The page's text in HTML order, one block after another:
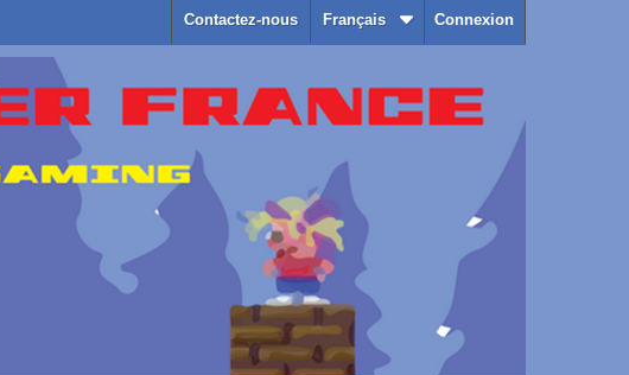
Connexion
Français
Contactez-nous